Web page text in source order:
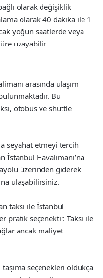
olarak değişiklik
olarak 40 dakika ile 1
yoğun saatlerde veya
uzayabilir.
arasında ulaşım
Bu
otobüs ve shuttle
seyahat etmeyi tercih
İstanbul Havalimanı’na
üzerinden giderek
ulaşabilirsiniz.
taksi ile İstanbul
pratik seçenektir. Taksi ile
ancak maliyet
seçenekleri oldukça